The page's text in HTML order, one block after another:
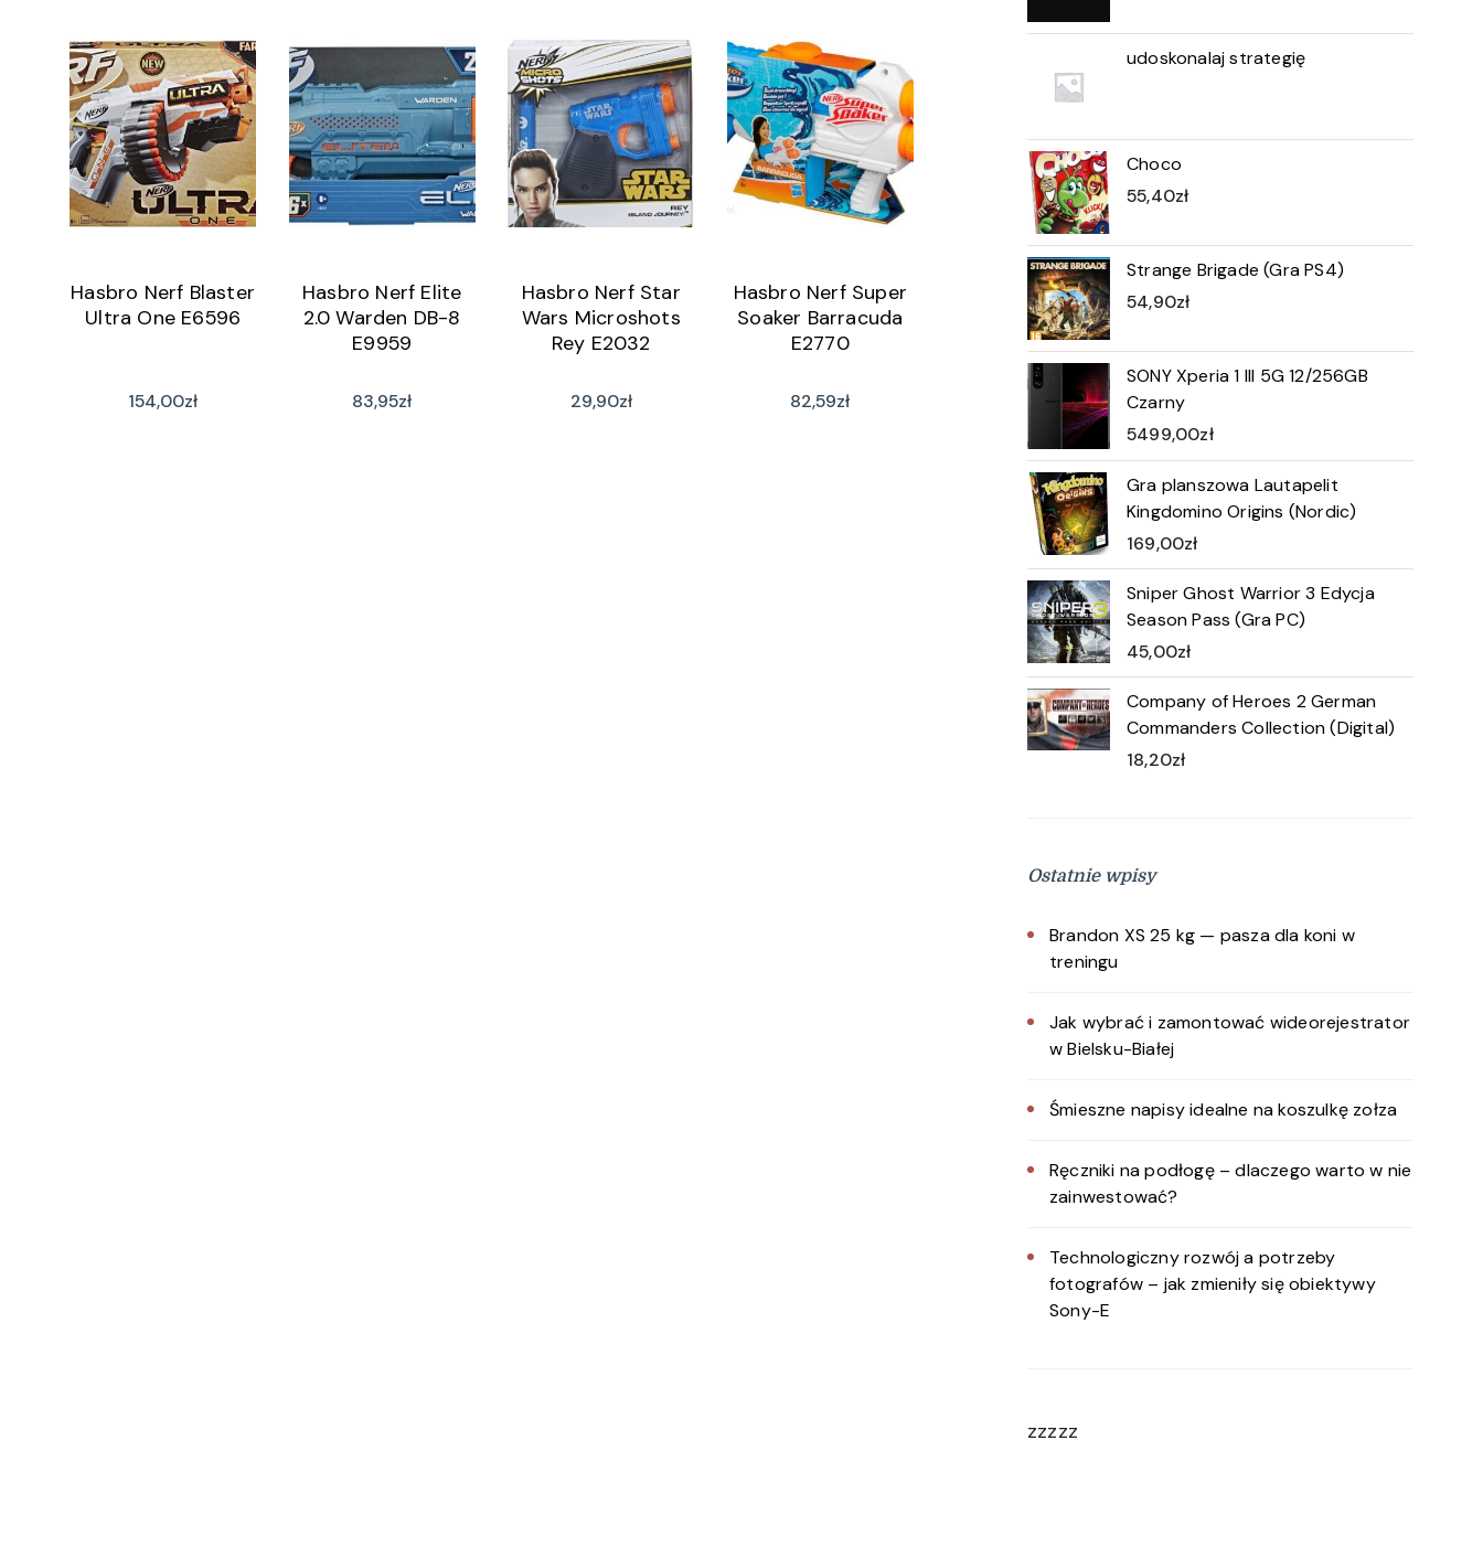
Hasbro Nerf Blaster
Ultra One E6596
154,00zł
Hasbro Nerf Elite
2.0 Warden DB-8
E9959
83,95zł
Hasbro Nerf Star
Wars Microshots
Rey E2032
29,90zł
Hasbro Nerf Super
Soaker Barracuda
E2770
82,59zł
udoskonalaj strategię
Choco
55,40zł
Strange Brigade (Gra PS4)
54,90zł
SONY Xperia 1 III 5G 12/256GB
Czarny
5499,00zł
Gra planszowa Lautapelit
Kingdomino Origins (Nordic)
169,00zł
Sniper Ghost Warrior 3 Edycja
Season Pass (Gra PC)
45,00zł
Company of Heroes 2 German
Commanders Collection (Digital)
18,20zł
Ostatnie wpisy
Brandon XS 25 kg — pasza dla koni w
treningu
Jak wybrać i zamontować wideorejestrator
w Bielsku-Białej
Śmieszne napisy idealne na koszulkę zołza
Ręczniki na podłogę – dlaczego warto w nie
zainwestować?
Technologiczny rozwój a potrzeby
fotografów – jak zmieniły się obiektywy
Sony-E
zzzzz